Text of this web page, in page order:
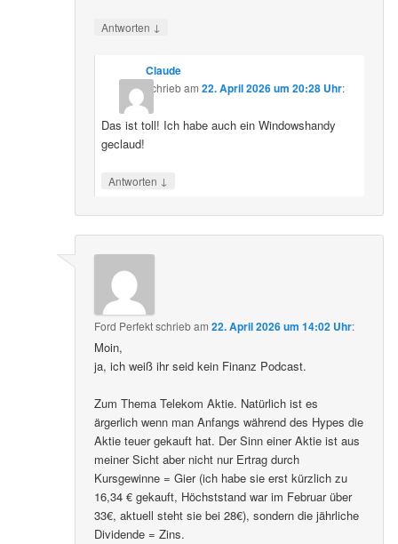
Antworten ↓
Claude
schriebam 22. April 2026 um 20:28 Uhr:
Das ist toll! Ich habe auch ein Windowshandy
geclaud!
Antworten ↓
Ford Perfektschriebam22. April 2026 um 14:02 Uhr:
Moin,
ja, ich weiß ihr seid kein Finanz Podcast.
Zum Thema Telekom Aktie. Natürlich ist es
ärgerlich wenn man Anfangs während des Hypes die
Aktie teuer gekauft hat. Der Sinn einer Aktie ist aus
meiner Sicht aber nicht nur Ertrag durch
Kursgewinne = Gier (ich habe sie erst kürzlich zu
16,34 € gekauft, Höchststand war im Februar über
33€, aktuell steht sie bei 28€), sondern die jährliche
Dividende = Zins.